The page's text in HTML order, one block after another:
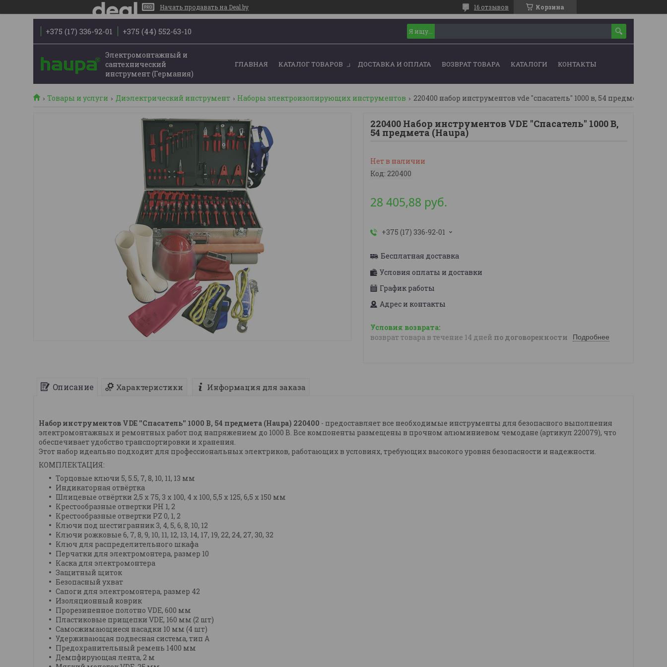
Начать продавать на Deal.by Корзина
16 отзывов
+375 (17) 336-92-01 +375 (44) 552-63-10
Электромонтажный и
сантехнический
инструмент (Германия)
ГЛАВНАЯ КАТАЛОГ ТОВАРОВ ДОСТАВКА И ОПЛАТА ВОЗВРАТ ТОВАРА КАТАЛОГИ КОНТАКТЫ
Товары и услуги Диэлектрический инструмент Наборы электроизолирующих инструментов 220400 набор инструментов vde ''спасатель'' 1000 в, 54 предмета
220400 Набор инструментов VDE ''Спасатель'' 1000 В,
54 предмета (Haupa)
Нет в наличии
Код: 220400
28 405,88 руб.
+375 (17) 336-92-01
Бесплатная доставка
Условия оплаты и доставки
График работы
Адрес и контакты
возврат товара в течение 14 дней по договоренности Подробнее
Описание Характеристики Информация для заказа
Набор инструментов VDE ''Спасатель'' 1000 В, 54 предмета (Haupa) 220400 - предоставляет все необходимые инструменты для безопасного выполнения
электромонтажных и ремонтных работ под напряжением до 1000 В. Все компоненты размещены в прочном алюминиевом чемодане (артикул 220079), что
обеспечивает удобство транспортировки и хранения.
Этот набор идеально подходит для профессиональных электриков, работающих в условиях, требующих высокого уровня безопасности и надежности.
КОМПЛЕКТАЦИЯ:
Торцовые ключи 5, 5.5, 7, 8, 10, 11, 13 мм
Индикаторная отвёртка
Шлицевые отвёртки 2,5 х 75, 3 х 100, 4 х 100, 5,5 х 125, 6,5 х 150 мм
Крестообразные отвертки РН 1, 2
Крестообразные отвертки PZ 0, 1, 2
Ключи под шестигранник 3, 4, 5, 6, 8, 10, 12
Ключи рожковые 6, 7, 8, 9, 10, 11, 12, 13, 14, 17, 19, 22, 24, 27, 30, 32
Ключ для распределительного шкафа
Перчатки для электромонтера, размер 10
Каска для электромонтера
Защитный щиток
Безопасный ухват
Сапоги для электромонтера, размер 42
Изоляционный коврик
Прорезиненное полотно VDE, 600 мм
Пластиковые прищепки VDE, 160 мм (2 шт)
Самосжимающиеся насадки 10 мм (4 шт)
Удерживающая подвесная система, тип А
Предохранительный ремень 1400 мм
Демпфирующая лента, 2 м